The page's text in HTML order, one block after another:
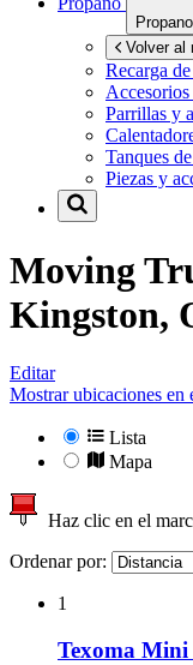
Propano
Volver al
Recarga
Parrillas y
Tanques
Piezas y
Moving
Kingston,
Editar
Mostrar ubicaciones en
Lista
Mapa
Haz clic en el
Ordenar por:
1
Texoma Mini